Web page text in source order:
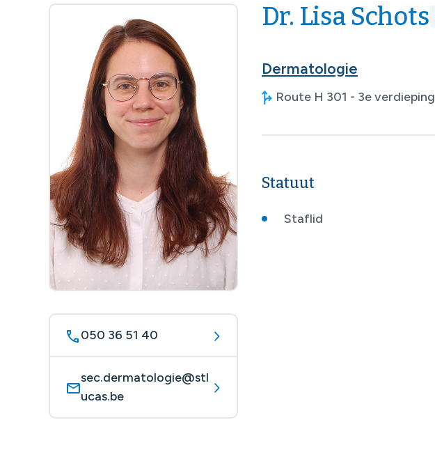
050 36 51 40
sec.dermatologie@stl
ucas.be
Dr. Lisa Schots
Dermatologie
Route H 301 - 3e verdieping
Statuut
Staflid